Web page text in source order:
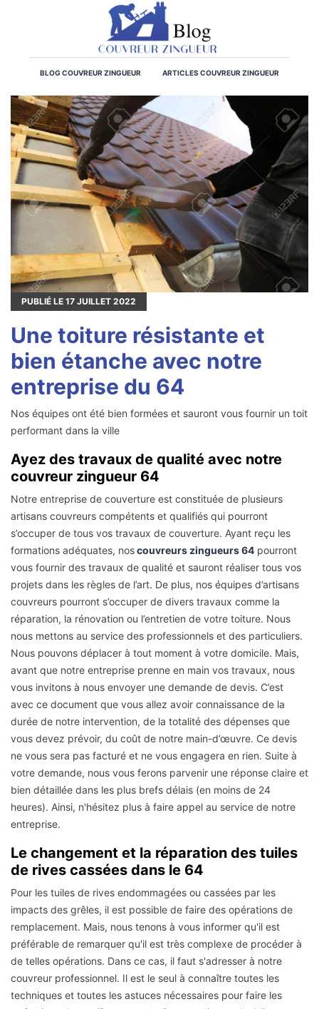
BLOG COUVREUR ZINGUEUR ARTICLES COUVREUR ZINGUEUR
PUBLIÉ LE 17 JUILLET 2022
Une toiture résistante et
bien étanche avec notre
entreprise du 64
Nos équipes ont été bien formées et sauront vous fournir un toit
performant dans la ville
Ayez des travaux de qualité avec notre
couvreur zingueur 64
Notre entreprise de couverture est constituée de plusieurs
artisans couvreurs compétents et qualifiés qui pourront
s’occuper de tous vos travaux de couverture. Ayant reçu les
formations adéquates, noscouvreurs zingueurs 64 pourront
vous fournir des travaux de qualité et sauront réaliser tous vos
projets dans les règles de l’art. De plus, nos équipes d’artisans
couvreurs pourront s’occuper de divers travaux comme la
réparation, la rénovation ou l’entretien de votre toiture. Nous
nous mettons au service des professionnels et des particuliers.
Nous pouvons déplacer à tout moment à votre domicile. Mais,
avant que notre entreprise prenne en main vos travaux, nous
vous invitons à nous envoyer une demande de devis. C’est
avec ce document que vous allez avoir connaissance de la
durée de notre intervention, de la totalité des dépenses que
vous devez prévoir, du coût de notre main-d’œuvre. Ce devis
ne vous sera pas facturé et ne vous engagera en rien. Suite à
votre demande, nous vous ferons parvenir une réponse claire et
bien détaillée dans les plus brefs délais (en moins de 24
heures). Ainsi, n'hésitez plus à faire appel au service de notre
entreprise.
Le changement et la réparation des tuiles
de rives cassées dans le 64
Pour les tuiles de rives endommagées ou cassées par les
impacts des grêles, il est possible de faire des opérations de
remplacement. Mais, nous tenons à vous informer qu'il est
préférable de remarquer qu'il est très complexe de procéder à
de telles opérations. Dans ce cas, il faut s'adresser à notre
couvreur professionnel. Il est le seul à connaître toutes les
techniques et toutes les astuces nécessaires pour faire les